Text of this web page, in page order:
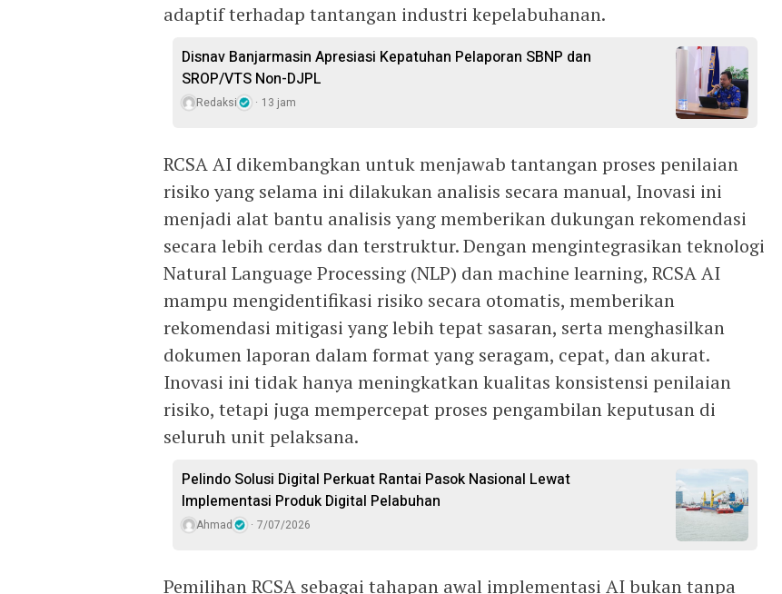
adaptif terhadap tantangan industri kepelabuhanan.
Disnav Banjarmasin Apresiasi Kepatuhan Pelaporan SBNP dan
SROP/VTS Non-DJPL
Redaksi 13 jam
RCSA AI dikembangkan untuk menjawab tantangan proses penilaian
risiko yang selama ini dilakukan analisis secara manual, Inovasi ini
menjadi alat bantu analisis yang memberikan dukungan rekomendasi
secara lebih cerdas dan terstruktur. Dengan mengintegrasikan teknologi
Natural Language Processing (NLP) dan machine learning, RCSA AI
mampu mengidentifikasi risiko secara otomatis, memberikan
rekomendasi mitigasi yang lebih tepat sasaran, serta menghasilkan
dokumen laporan dalam format yang seragam, cepat, dan akurat.
Inovasi ini tidak hanya meningkatkan kualitas konsistensi penilaian
risiko, tetapi juga mempercepat proses pengambilan keputusan di
seluruh unit pelaksana.
Pelindo Solusi Digital Perkuat Rantai Pasok Nasional Lewat
Implementasi Produk Digital Pelabuhan
Ahmad 7/07/2026
Pemilihan RCSA sebagai tahapan awal implementasi AI bukan tanpa